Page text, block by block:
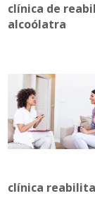
clínica de
alcoólatra
clínica